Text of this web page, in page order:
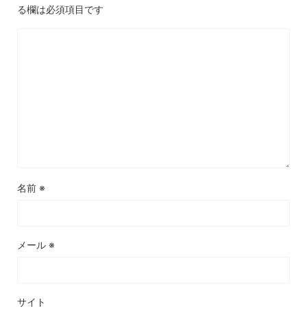
る欄は必須項目です
名前 ※
メール ※
サイト